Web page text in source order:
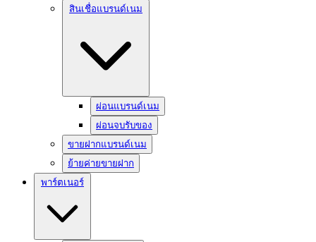
สินเชื่อแบรนด์เนม
ผ่อนแบรนด์เนม
ผ่อนจบรับของ
ขายฝากแบรนด์เนม
ย้ายค่ายขายฝาก
พาร์ตเนอร์